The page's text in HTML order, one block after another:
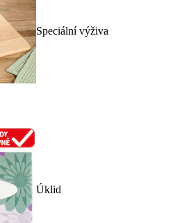
Speciální výživa
Úklid